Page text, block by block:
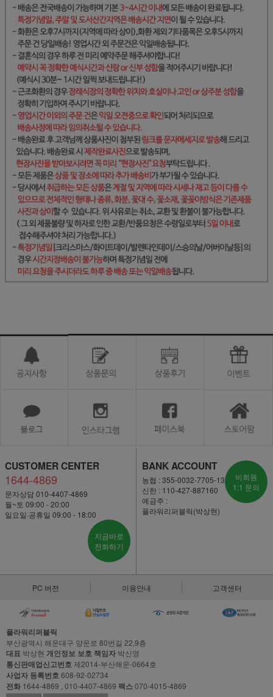
CUSTOMER CENTER
1644-4869
문자상담 010-4407-4869
월~토 09:00 - 20:00
일요일·공휴일 09:00 - 18:00
지금바로
전화하기
BANK ACCOUNT
농협 : 355-0032-7705-13
신한 : 110-427-887160
예금주 :
플라워리퍼블릭(박상현)
비회원
1:1 문의
PC 버전 이용안내 고객센터
플라워리퍼블릭
부산광역시 해운대구 양운로 80번길 22,9층
대표 박상현 개인정보 보호 책임자 박신영
통신판매업신고번호제2014-부산해운-0664호
사업자 등록번호608-92-02734
전화 1644-4869 , 010-4407-4869 팩스070-4015-4869